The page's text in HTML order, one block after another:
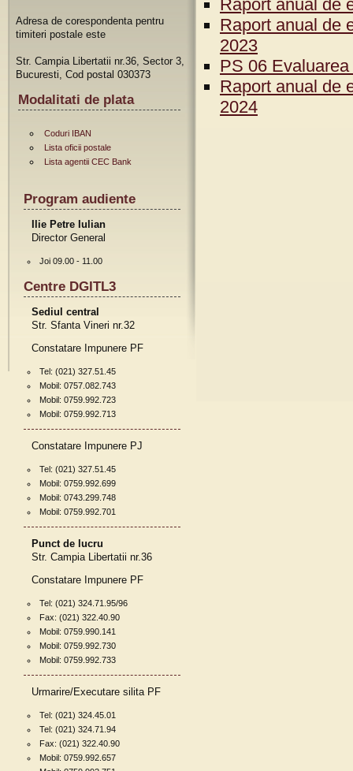
Adresa de corespondenta pentru
timiteri postale este
Str. Campia Libertatii nr.36, Sector 3,
Bucuresti, Cod postal 030373
Modalitati de plata
Coduri IBAN
Lista oficii postale
Lista agentii CEC Bank
Program audiente
Ilie Petre Iulian
Director General
Joi 09.00 - 11.00
Centre DGITL3
Sediul central
Str. Sfanta Vineri nr.32
Constatare Impunere PF
Tel: (021) 327.51.45
Mobil: 0757.082.743
Mobil: 0759.992.723
Mobil: 0759.992.713
Constatare Impunere PJ
Tel: (021) 327.51.45
Mobil: 0759.992.699
Mobil: 0743.299.748
Mobil: 0759.992.701
Punct de lucru
Str. Campia Libertatii nr.36
Constatare Impunere PF
Tel: (021) 324.71.95/96
Fax: (021) 322.40.90
Mobil: 0759.990.141
Mobil: 0759.992.730
Mobil: 0759.992.733
Urmarire/Executare silita PF
Tel: (021) 324.45.01
Tel: (021) 324.71.94
Fax: (021) 322.40.90
Mobil: 0759.992.657
Raport anual de
Raport anual de
2023
PS 06
Raport anual de
2024